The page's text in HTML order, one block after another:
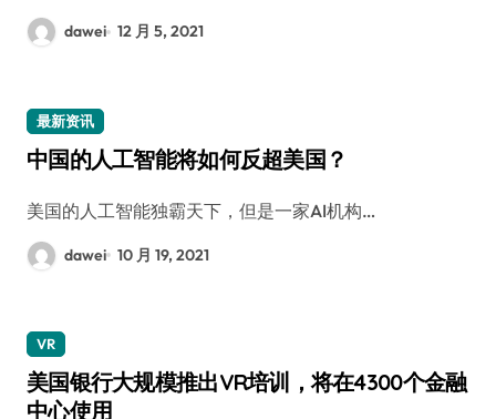
dawei 12 月 5, 2021
最新资讯
中国的人工智能将如何反超美国？
美国的人工智能独霸天下，但是一家AI机构…
dawei 10 月 19, 2021
VR
美国银行大规模推出VR培训，将在4300个金融
中心使用